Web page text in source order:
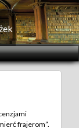
frajerom”.